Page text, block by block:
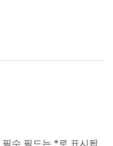
필수 필드는 * 로 표시됩